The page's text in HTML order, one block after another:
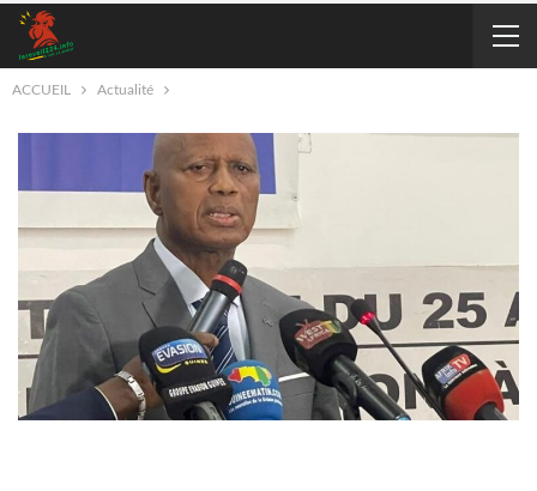
ACCUEIL Actualité